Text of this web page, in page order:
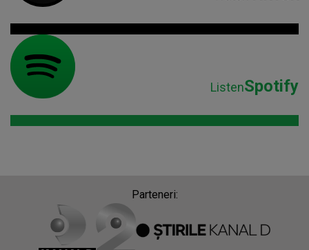
ListenSpotify
Parteneri: